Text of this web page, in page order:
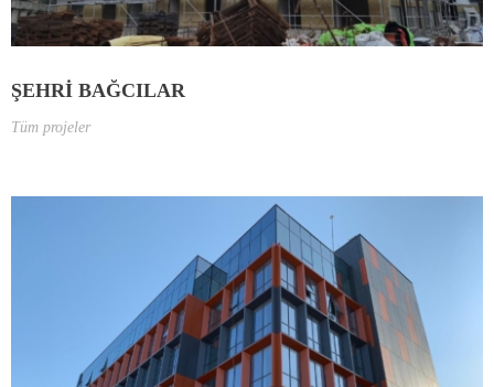
ŞEHRİ BAĞCILAR
Tüm projeler